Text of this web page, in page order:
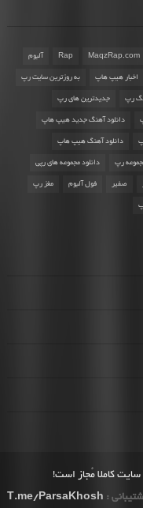
MaqzRap.com
Rap آلبوم
اخبار هیپ هاپ به روزترین سایت رپ
رپ جدیدترین های رپ
دانلود آهنگ جدید هیپ هاپ
دانلود آهنگ هیپ هاپ
رپ دانلود مجموعه های رپی
صفیر فول آلبوم مغز رپ
سایت کاملا مُجاز است!
:
T.me/ParsaKhosh